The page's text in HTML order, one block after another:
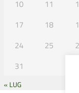
10
11
17
18
24
25
31
« LUG